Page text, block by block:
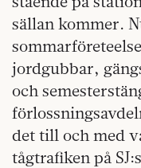
sällan kommer.
jordgubbar,
och
det till och med
tågtrafiken på